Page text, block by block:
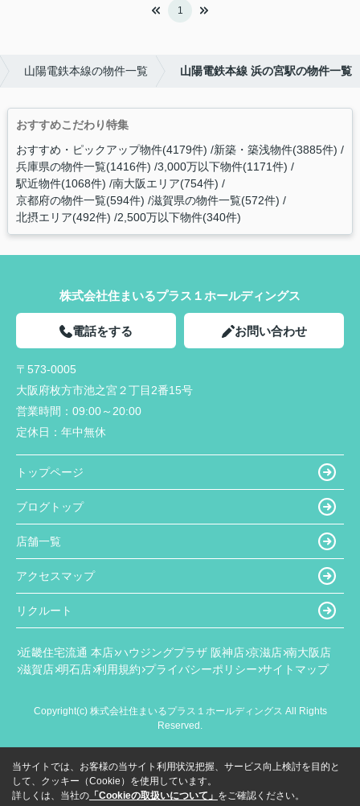
1
山陽電鉄本線の物件一覧 山陽電鉄本線 浜の宮駅の物件一覧
おすすめこだわり特集
おすすめ・ピックアップ物件(4179件) 新築・築浅物件(3885件)
兵庫県の物件一覧(1416件) 3,000万以下物件(1171件)
駅近物件(1068件) 南大阪エリア(754件)
京都府の物件一覧(594件) 滋賀県の物件一覧(572件)
北摂エリア(492件) 2,500万以下物件(340件)
株式会社住まいるプラス１ホールディングス
電話をする お問い合わせ
〒573-0005
大阪府枚方市池之宮２丁目2番15号
営業時間： 09:00～20:00
定休日： 年中無休
トップページ
ブログトップ
店舗一覧
アクセスマップ
リクルート
近畿住宅流通 本店 ハウジングプラザ 阪神店 京滋店 南大阪店
滋賀店 明石店 利用規約 プライバシーポリシー サイトマップ
Copyright(c) 株式会社住まいるプラス１ホールディングス All Rights
Reserved.
当サイトでは、お客様の当サイト利用状況把握、サービス向上検討を目的と
して、クッキー（Cookie）を使用しています。
詳しくは、当社の 「Cookieの取扱いについて」 をご確認ください。